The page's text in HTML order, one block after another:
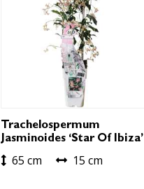
Trachelospermum
Jasminoides ‘Star Of Ibiza’
65 cm 15 cm